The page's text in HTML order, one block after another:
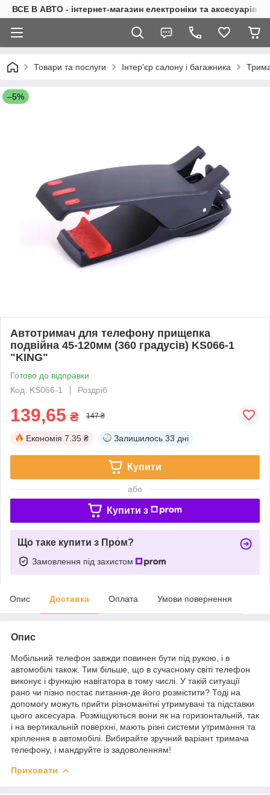
ВСЕ В АВТО - інтернет-магазин електроніки та аксесуарів в
Товари та послуги Інтер'єр салону і багажника
–5%
Автотримач для телефону прищепка
подвійна 45-120мм (360 градусів) KS066-1
"KING"
Готово до відправки
Код: KS066-1
Роздріб
139,65 ₴ 147 ₴
Економія 7.35 ₴ Залишилось 33 дні
Купити
або
Купити з
Що таке купити з Пром?
Замовлення під захистом
Опис Доставка Оплата Умови повернення
Опис
Мобільний телефон завжди повинен бути під рукою, і в
автомобілі також. Тим більше, що в сучасному світі телефон
виконує і функцію навігатора в тому числі. У такій ситуації
рано чи пізно постає питання-де його розмістити? Тоді на
допомогу можуть прийти різноманітні утримувачі та підставки
цього аксесуара. Розміщуються вони як на горизонтальній, так
і на вертикальній поверхні, мають різні системи утримання та
кріплення в автомобілі. Вибирайте зручний варіант тримача
телефону, і мандруйте із задоволенням!
Приховати